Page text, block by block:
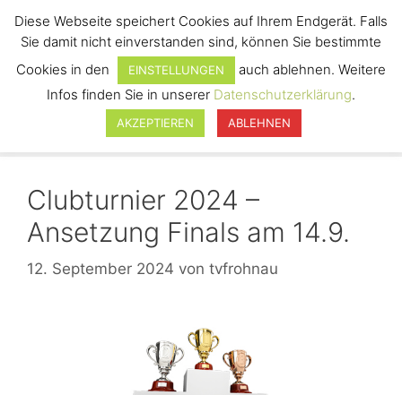
Menü
Clubturnier 2024 –
Ansetzung Finals am 14.9.
12. September 2024 von tvfrohnau
Diese Webseite speichert Cookies auf Ihrem Endgerät. Falls
Sie damit nicht einverstanden sind, können Sie bestimmte
Cookies in den
EINSTELLUNGEN
auch ablehnen. Weitere
Infos finden Sie in unserer Datenschutzerklärung.
AKZEPTIEREN ABLEHNEN